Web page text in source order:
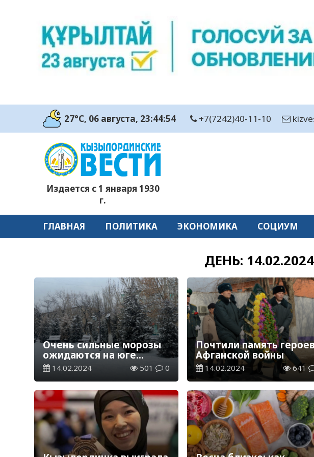
27°C, 06 августа, 23:44:55 +7(7242)40-11-10
Издается с 1 января 1930
г.
ГЛАВНАЯ ПОЛИТИКА ЭКОНОМИКА СОЦИУМ
ДЕНЬ: 14.02.2024
Очень сильные морозы
ожидаются на юге
Казахстана
14.02.2024 501 0
Почтили память
Афганской войны
14.02.2024 641